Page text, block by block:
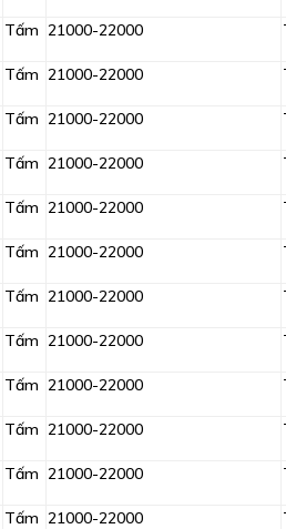
Tấm 21000-22000
Tấm 21000-22000
Tấm 21000-22000
Tấm 21000-22000
Tấm 21000-22000
Tấm 21000-22000
Tấm 21000-22000
Tấm 21000-22000
Tấm 21000-22000
Tấm 21000-22000
Tấm 21000-22000
Tấm 21000-22000